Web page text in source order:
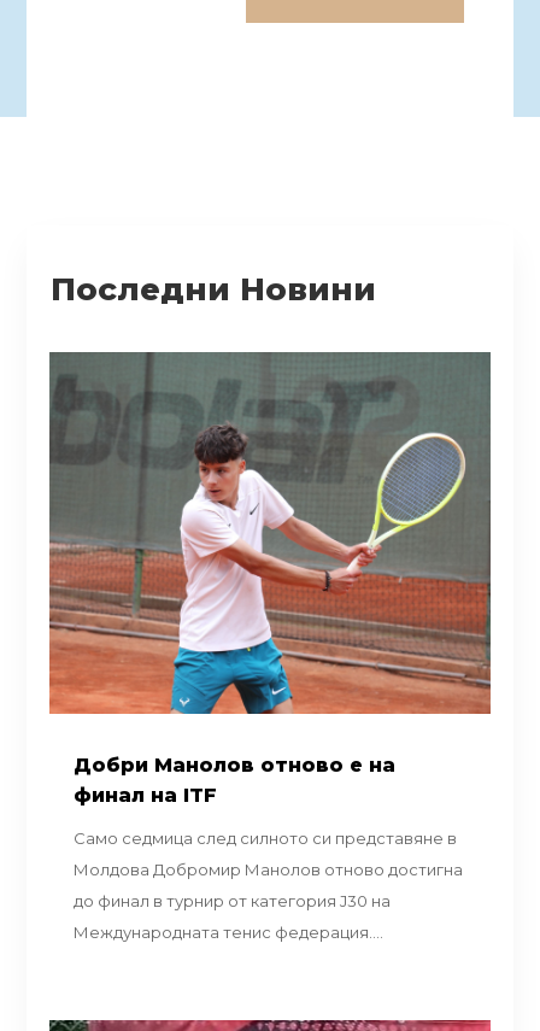
Последни Новини
Добри Манолов отново е на
финал на ITF
Само седмица след силното си представяне в
Молдова Добромир Манолов отново достигна
до финал в турнир от категория J30 на
Международната тенис федерация....